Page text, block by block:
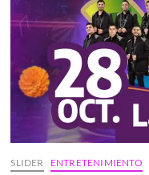
SLIDER ENTRETENIMIENTO